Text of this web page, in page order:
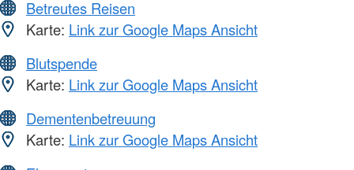
Betreutes Reisen
Karte: Link zur Google Maps Ansicht
Blutspende
Karte: Link zur Google Maps Ansicht
Dementenbetreuung
Karte: Link zur Google Maps Ansicht